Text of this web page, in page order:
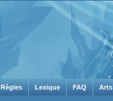
Règles Lexique FAQ Arts